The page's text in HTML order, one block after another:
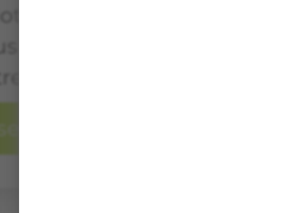
équipe fait son
satisfaire, faites nous
expérience.
un avis